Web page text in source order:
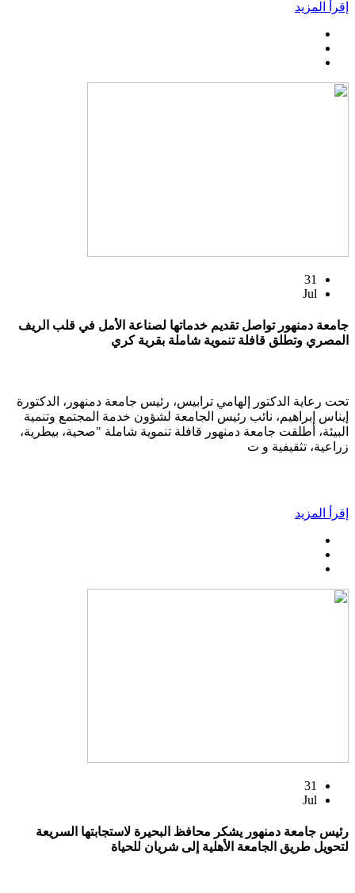
إقرأ المزيد
31
Jul
جامعة دمنهور تواصل تقديم خدماتها لصناعة الأمل في قلب الريف
المصري وتطلق قافلة تنموية شاملة بقرية كري
تحت رعاية الدكتور إلهامي ترابيس، رئيس جامعة دمنهور، الدكتورة
إيناس إبراهيم، نائب رئيس الجامعة لشؤون خدمة المجتمع وتنمية
البيئة، أطلقت جامعة دمنهور قافلة تنموية شاملة "صحية، بيطرية،
زراعية، تثقيفية و ت
إقرأ المزيد
31
Jul
رئيس جامعة دمنهور يشكر محافظ البحيرة لاستجابتها السريعة
لتحويل طريق الجامعة الأهلية إلى شريان للحياة